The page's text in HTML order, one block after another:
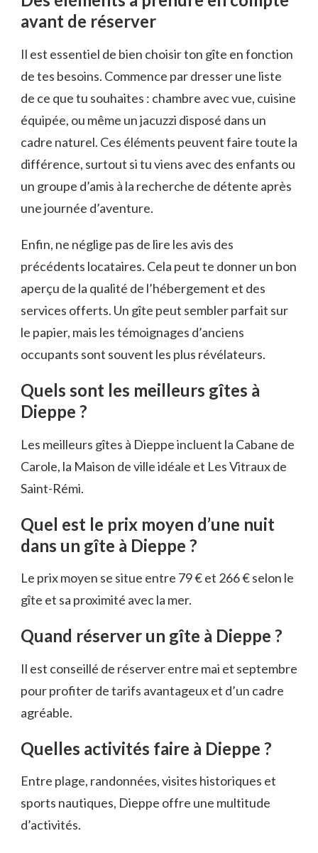
avant de réserver
Il est essentiel de bien choisir ton gîte en fonction
de tes besoins. Commence par dresser une liste
de ce que tu souhaites : chambre avec vue, cuisine
équipée, ou même un jacuzzi disposé dans un
cadre naturel. Ces éléments peuvent faire toute la
différence, surtout si tu viens avec des enfants ou
un groupe d’amis à la recherche de détente après
une journée d’aventure.
Enfin, ne néglige pas de lire les avis des
précédents locataires. Cela peut te donner un bon
aperçu de la qualité de l’hébergement et des
services offerts. Un gîte peut sembler parfait sur
le papier, mais les témoignages d’anciens
occupants sont souvent les plus révélateurs.
Quels sont les meilleurs gîtes à
Dieppe ?
Les meilleurs gîtes à Dieppe incluent la Cabane de
Carole, la Maison de ville idéale et Les Vitraux de
Saint-Rémi.
Quel est le prix moyen d’une nuit
dans un gîte à Dieppe ?
Le prix moyen se situe entre 79 € et 266 € selon le
gîte et sa proximité avec la mer.
Quand réserver un gîte à Dieppe ?
Il est conseillé de réserver entre mai et septembre
pour profiter de tarifs avantageux et d’un cadre
agréable.
Quelles activités faire à Dieppe ?
Entre plage, randonnées, visites historiques et
sports nautiques, Dieppe offre une multitude
d’activités.